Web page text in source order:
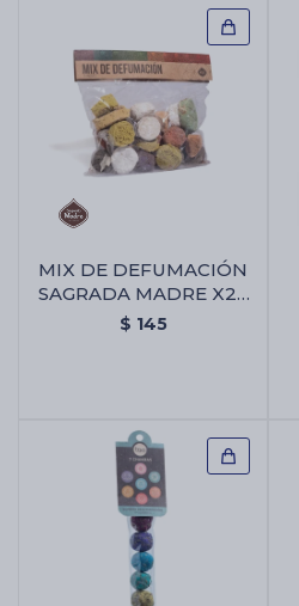
MIX DE DEFUMACIÓN
SAGRADA MADRE X25
UNIDADES - Mix De
$ 145